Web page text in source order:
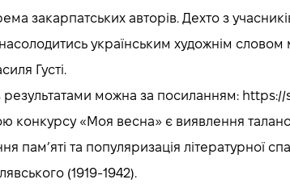
закарпатських авторів. Дехто з
і насолодитись українським художнім
Густі.
можна за посиланням: https://
конкурсу «Моя весна» є виявлення
пам’яті та популяризація літературної
(1919-1942).